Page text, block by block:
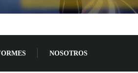
NOSOTROS